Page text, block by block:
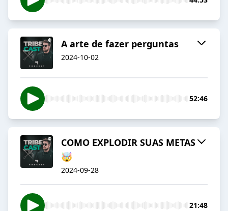
A arte de fazer perguntas
2024-10-02
52:46
COMO EXPLODIR SUAS METAS
🤯
2024-09-28
21:48